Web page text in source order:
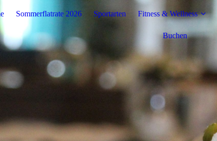
Sommerflatrate 2026 Sportarten Fitness & Wellness
Buchen